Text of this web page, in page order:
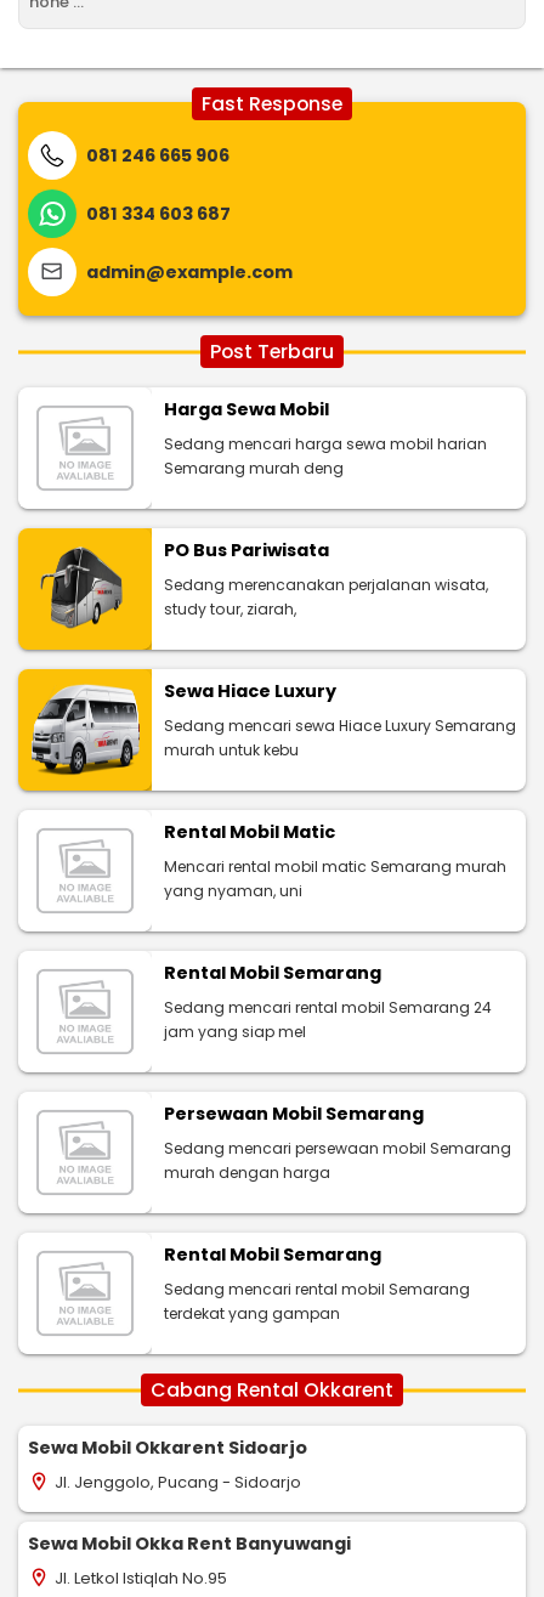
Fast Response
081 246 665 906
081 334 603 687
admin@example.com
Post Terbaru
Harga Sewa Mobil
Sedang mencari harga sewa mobil harian
Semarang murah deng
PO Bus Pariwisata
Sedang merencanakan perjalanan wisata,
study tour, ziarah,
Sewa Hiace Luxury
Sedang mencari sewa Hiace Luxury Semarang
murah untuk kebu
Rental Mobil Matic
Mencari rental mobil matic Semarang murah
yang nyaman, uni
Rental Mobil Semarang
Sedang mencari rental mobil Semarang 24
jam yang siap mel
Persewaan Mobil Semarang
Sedang mencari persewaan mobil Semarang
murah dengan harga
Rental Mobil Semarang
Sedang mencari rental mobil Semarang
terdekat yang gampan
Cabang Rental Okkarent
Sewa Mobil Okkarent Sidoarjo
location_on Jl. Jenggolo, Pucang - Sidoarjo
Sewa Mobil Okka Rent Banyuwangi
location_on Jl. Letkol Istiqlah No.95